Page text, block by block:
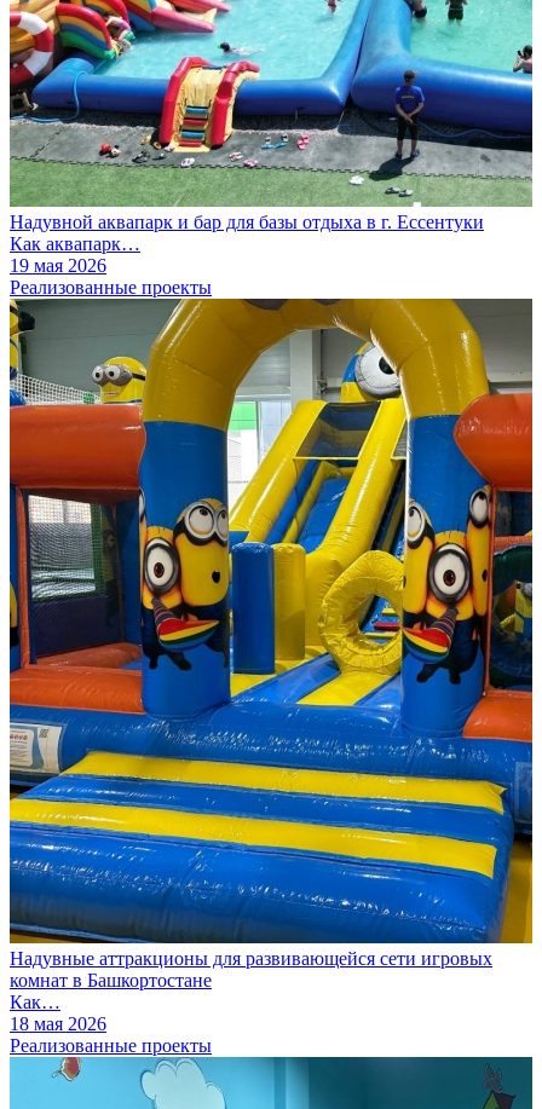
Надувной аквапарк и бар для базы отдыха в г. Ессентуки
Как аквапарк…
19 мая 2026
Реализованные проекты
Надувные аттракционы для развивающейся сети игровых
комнат в Башкортостане
Как…
18 мая 2026
Реализованные проекты